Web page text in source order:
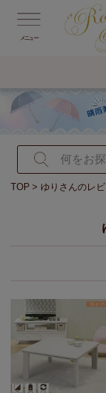
メニュー
TOP ゆりさんのレ